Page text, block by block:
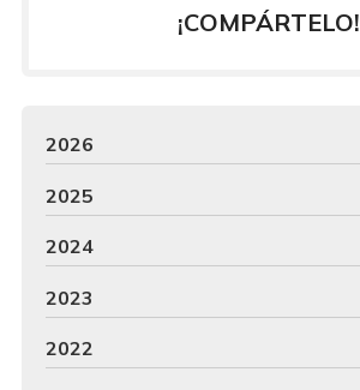
¡COMPÁRTELO!
2026
2025
2024
2023
2022